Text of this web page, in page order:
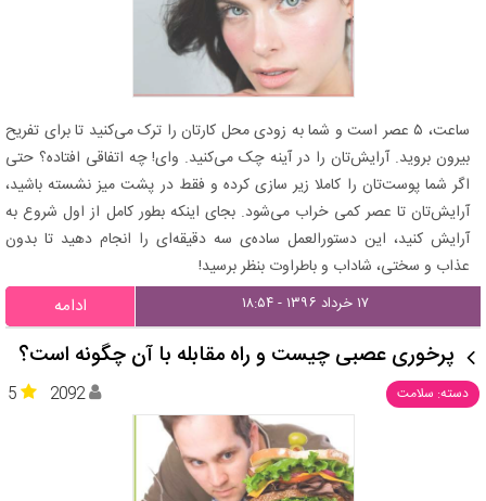
ساعت، ۵ عصر است و شما به زودی محل کارتان را ترک می‌کنید تا برای تفریح
بیرون بروید. آرایش‌تان را در آینه چک می‌کنید. وای! چه اتفاقی افتاده؟ حتی
اگر شما پوست‌تان را کاملا زیر سازی کرده و فقط در پشت میز نشسته باشید،
آرایش‌تان تا عصر کمی خراب می‌شود. بجای اینکه بطور کامل از اول شروع به
آرایش کنید، این دستورالعمل ساده‌ی سه دقیقه‌ای را انجام دهید تا بدون
عذاب و سختی، شاداب و باطراوت بنظر برسید!
۱۷ خرداد ۱۳۹۶ - ۱۸:۵۴ ادامه
پرخوری عصبی چیست و راه مقابله با آن چگونه است؟
دسته: سلامت 5 2092